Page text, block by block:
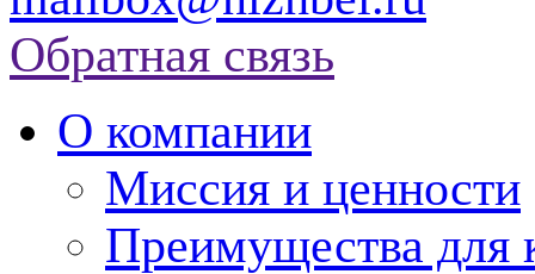
Обратная связь
О компании
Миссия и ценности
Преимущества для